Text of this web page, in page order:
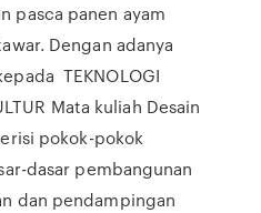
pasca panen ayam
Dengan adanya
TEKNOLOGI
Mata kuliah Desain
pokok-pokok
dasar pembangunan
dan pendampingan